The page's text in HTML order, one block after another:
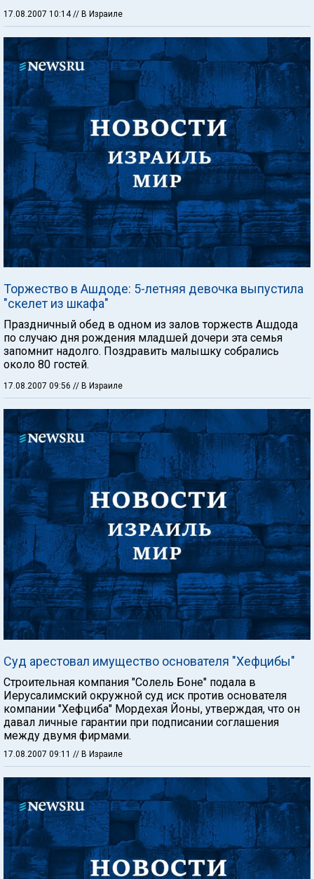
17.08.2007 10:14 // В Израиле
Торжество в Ашдоде: 5-летняя девочка выпустила
"скелет из шкафа"
Праздничный обед в одном из залов торжеств Ашдода
по случаю дня рождения младшей дочери эта семья
запомнит надолго. Поздравить малышку собрались
около 80 гостей.
17.08.2007 09:56 // В Израиле
Суд арестовал имущество основателя "Хефцибы"
Строительная компания "Солель Боне" подала в
Иерусалимский окружной суд иск против основателя
компании "Хефциба" Мордехая Йоны, утверждая, что он
давал личные гарантии при подписании соглашения
между двумя фирмами.
17.08.2007 09:11 // В Израиле